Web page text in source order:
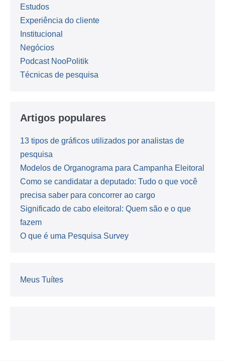
Estudos
Experiência do cliente
Institucional
Negócios
Podcast NooPolitik
Técnicas de pesquisa
Artigos populares
13 tipos de gráficos utilizados por analistas de
pesquisa
Modelos de Organograma para Campanha Eleitoral
Como se candidatar a deputado: Tudo o que você
precisa saber para concorrer ao cargo
Significado de cabo eleitoral: Quem são e o que
fazem
O que é uma Pesquisa Survey
Meus Tuítes